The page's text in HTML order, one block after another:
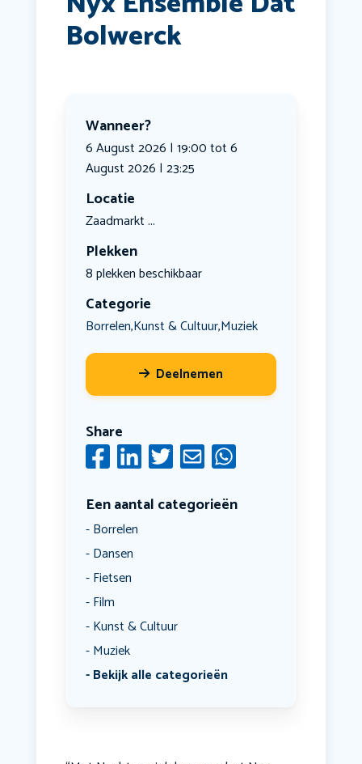
Bolwerck
Wanneer?
6 August 2026 | 19:00 tot 6
August 2026 | 23:25
Locatie
Zaadmarkt ...
Plekken
8 plekken beschikbaar
Categorie
Borrelen,Kunst & Cultuur,Muziek
Deelnemen
Share
Een aantal categorieën
Borrelen
Dansen
Fietsen
Film
Kunst & Cultuur
Muziek
Bekijk alle categorieën